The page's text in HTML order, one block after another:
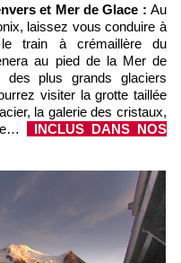
et Mer de Glace :Au
laissez vous conduire à
train à crémaillère du
au pied de la Mer de
plus grands glaciers
visiter la grotte taillée
la galerie des cristaux,
INCLUS DANS NOS